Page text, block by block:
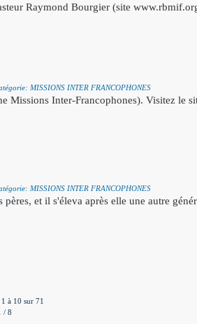
Raymond Bourgier (site
MISSIONS INTER FRANCOPHONES
Missions Inter-Francophones). Visitez le
MISSIONS INTER FRANCOPHONES
et il s'éleva après elle une autre
à 10 sur 71
/ 8